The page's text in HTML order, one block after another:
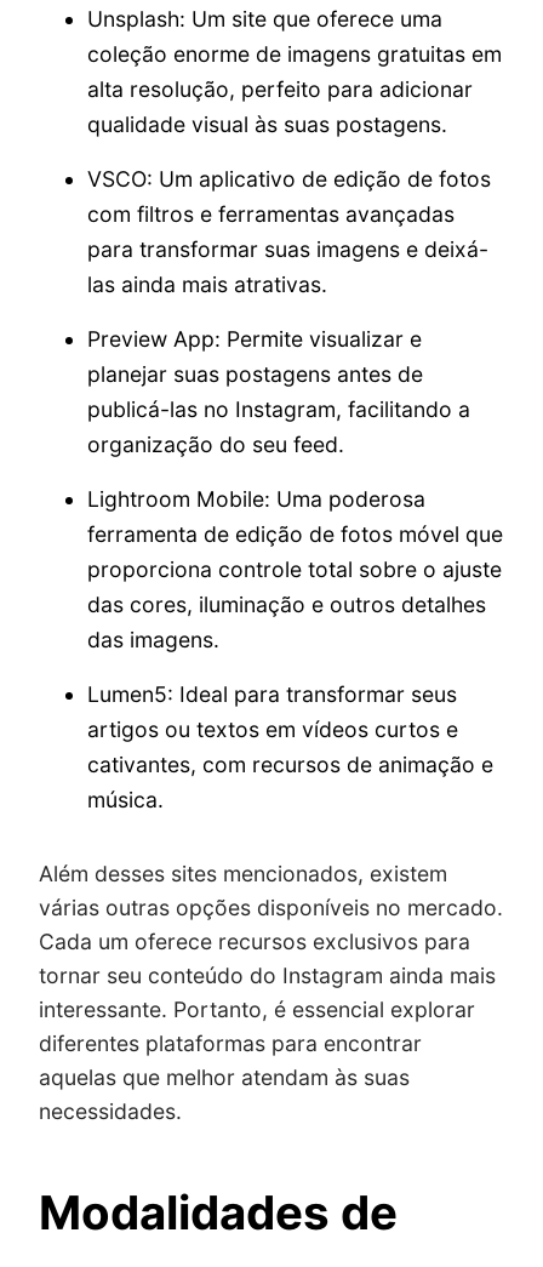
Unsplash: Um site que oferece uma
coleção enorme de imagens gratuitas em
alta resolução, perfeito para adicionar
qualidade visual às suas postagens.
VSCO: Um aplicativo de edição de fotos
com filtros e ferramentas avançadas
para transformar suas imagens e deixá-
las ainda mais atrativas.
Preview App: Permite visualizar e
planejar suas postagens antes de
publicá-las no Instagram, facilitando a
organização do seu feed.
Lightroom Mobile: Uma poderosa
ferramenta de edição de fotos móvel que
proporciona controle total sobre o ajuste
das cores, iluminação e outros detalhes
das imagens.
Lumen5: Ideal para transformar seus
artigos ou textos em vídeos curtos e
cativantes, com recursos de animação e
música.
Além desses sites mencionados, existem
várias outras opções disponíveis no mercado.
Cada um oferece recursos exclusivos para
tornar seu conteúdo do Instagram ainda mais
interessante. Portanto, é essencial explorar
diferentes plataformas para encontrar
aquelas que melhor atendam às suas
necessidades.
Modalidades de